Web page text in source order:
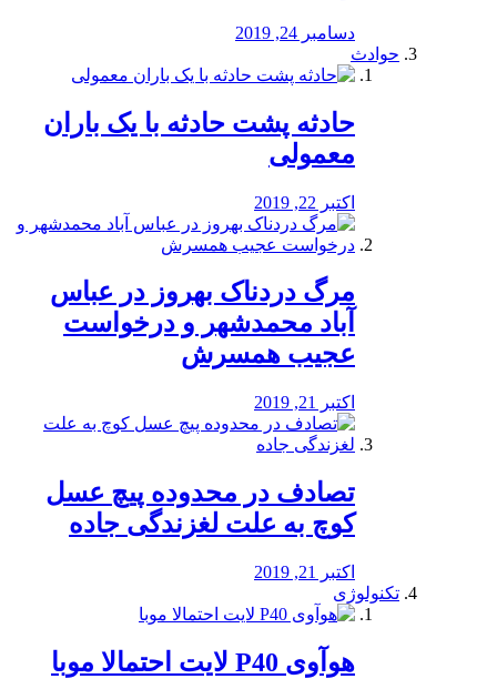
دسامبر 24, 2019
حوادث
️حادثه پشت حادثه با یک باران
معمولی
اکتبر 22, 2019
مرگ دردناک بهروز در عباس
آباد محمدشهر و درخواست
عجیب همسرش
اکتبر 21, 2019
تصادف در محدوده پیچ عسل
کوچ به علت لغزندگی جاده
اکتبر 21, 2019
تکنولوژی
هوآوی P40 لایت احتمالا موبا